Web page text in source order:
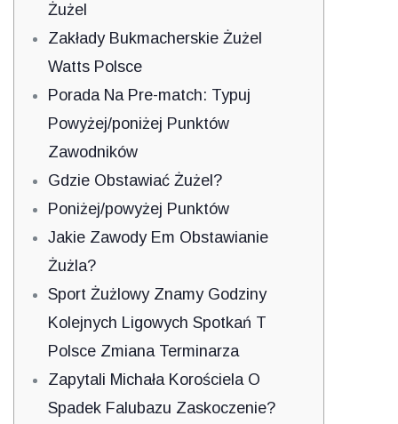
Żużel
Zakłady Bukmacherskie Żużel
Watts Polsce
Porada Na Pre-match: Typuj
Powyżej/poniżej Punktów
Zawodników
Gdzie Obstawiać Żużel?
Poniżej/powyżej Punktów
Jakie Zawody Em Obstawianie
Żużla?
Sport Żużlowy Znamy Godziny
Kolejnych Ligowych Spotkań T
Polsce Zmiana Terminarza
Zapytali Michała Korościela O
Spadek Falubazu Zaskoczenie?